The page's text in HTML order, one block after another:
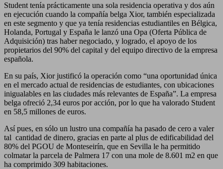
Student tenía prácticamente una sola residencia operativa y dos aún
en ejecución cuando la compañía belga Xior, también especializada
en este segmento y que ya tenía residencias estudiantiles en Bélgica,
Holanda, Portugal y España le lanzó una Opa (Oferta Pública de
Adquisición) tras haber negociado, y logrado, el apoyo de los
propietarios del 90% del capital y del equipo directivo de la empresa
española.
En su país, Xior justificó la operación como “una oportunidad única
en el mercado actual de residencias de estudiantes, con ubicaciones
inigualables en las ciudades más relevantes de España”. La empresa
belga ofreció 2,34 euros por acción, por lo que ha valorado Student
en 58,5 millones de euros.
Así pues, en sólo un lustro una compañía ha pasado de cero a valer
tal cantidad de dinero, gracias en parte al plus de edificabilidad del
80% del PGOU de Monteseirín, que en Sevilla le ha permitido
colmatar la parcela de Palmera 17 con una mole de 8.601 m2 en que
ha comprimido 309 habitaciones.